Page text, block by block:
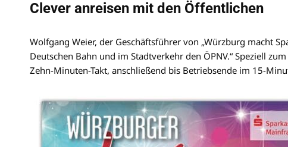
Clever anreisen mit den Öffentlichen
Wolfgang Weier, der Geschäftsführer von „Würzburg macht
Deutschen Bahn und im Stadtverkehr den ÖPNV.“ Speziell
Zehn-Minuten-Takt, anschließend bis Betriebsende im 15-